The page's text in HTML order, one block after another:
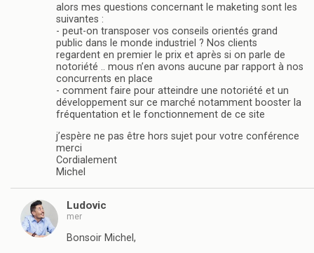
alors mes questions concernant le maketing sont les
suivantes :
- peut-on transposer vos conseils orientés grand
public dans le monde industriel ? Nos clients
regardent en premier le prix et après si on parle de
notoriété .. mous n’en avons aucune par rapport à nos
concurrents en place
- comment faire pour atteindre une notoriété et un
développement sur ce marché notamment booster la
fréquentation et le fonctionnement de ce site
j’espère ne pas être hors sujet pour votre conférence
merci
Cordialement
Michel
Ludovic
mer
Bonsoir Michel,